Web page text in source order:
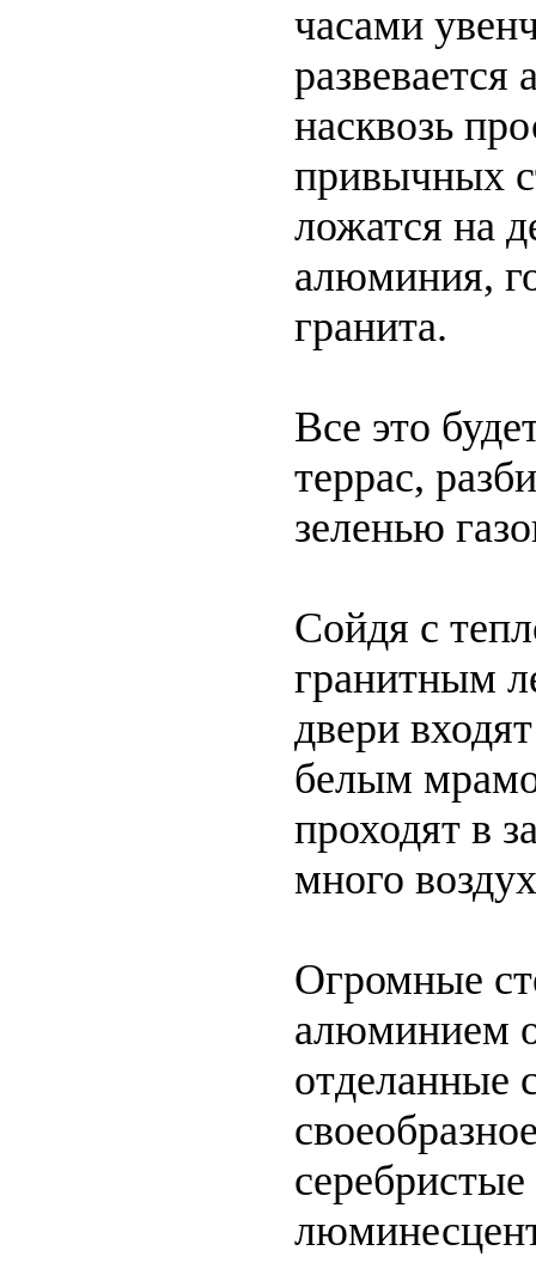
часами
насквозь
привычных
ложатся на
алюминия,
гранита.
Все это
террас,
зеленью
Сойдя с
гранитным
двери
белым
проходят в
много
Огромные
алюминием
отделанные